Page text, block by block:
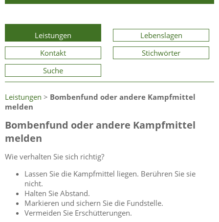
Leistungen
Lebenslagen
Kontakt
Stichwörter
Suche
Leistungen > Bombenfund oder andere Kampfmittel
melden
Bombenfund oder andere Kampfmittel
melden
Wie verhalten Sie sich richtig?
Lassen Sie die Kampfmittel liegen. Berühren Sie sie
nicht.
Halten Sie Abstand.
Markieren und sichern Sie die Fundstelle.
Vermeiden Sie Erschütterungen.